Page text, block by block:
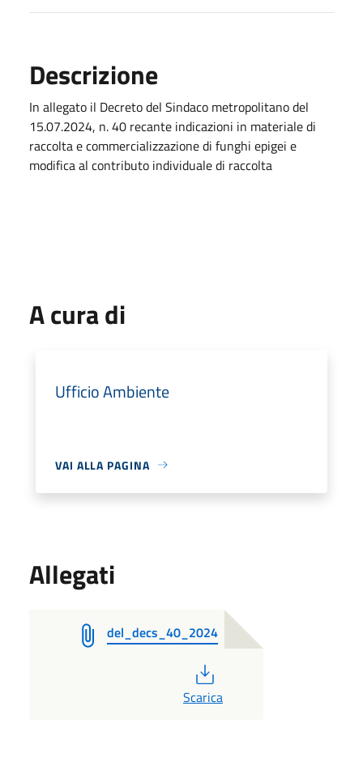
Descrizione
In allegato il Decreto del Sindaco metropolitano del
15.07.2024, n. 40 recante indicazioni in materiale di
raccolta e commercializzazione di funghi epigei e
modifica al contributo individuale di raccolta
A cura di
Ufficio Ambiente
VAI ALLA PAGINA
Allegati
del_decs_40_2024
Scarica